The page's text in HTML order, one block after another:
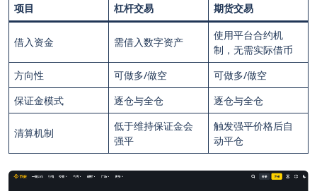
项目 杠杆交易 期货交易
借入资金 需借入数字资产
使用平台合约机
制，无需实际借币
方向性
可做多/做空
可做多/做空
保证金模式
逐仓与全仓 逐仓与全仓
清算机制
低于维持保证金会
强平
触发强平价格后自
动平仓